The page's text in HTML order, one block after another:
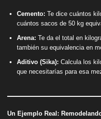
Cemento: Te dice cuántos
cuántos sacos de 50 kg
Arena: Te da el total en
también su equivalencia en
Aditivo (Sika): Calcula los
que necesitarías para esa
Un Ejemplo Real: